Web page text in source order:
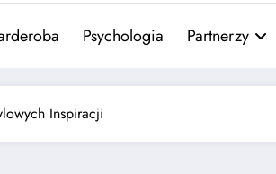
Psychologia Partnerzy
Inspiracji